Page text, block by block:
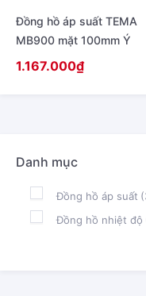
Đồng hồ áp suất TEMA
MB900 mặt 100mm Ý
1.167.000₫
Danh mục
Đồng hồ áp suất
Đồng hồ nhiệt độ